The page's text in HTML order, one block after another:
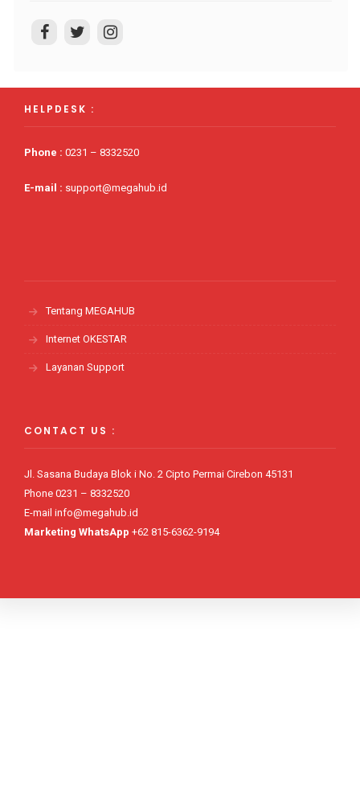
HELPDESK :
Phone : 0231 – 8332520
E-mail : support@megahub.id
Tentang MEGAHUB
Internet OKESTAR
Layanan Support
CONTACT US :
Jl. Sasana Budaya Blok i No. 2 Cipto Permai Cirebon 45131
Phone 0231 – 8332520
E-mail info@megahub.id
Marketing WhatsApp +62 815-6362-9194